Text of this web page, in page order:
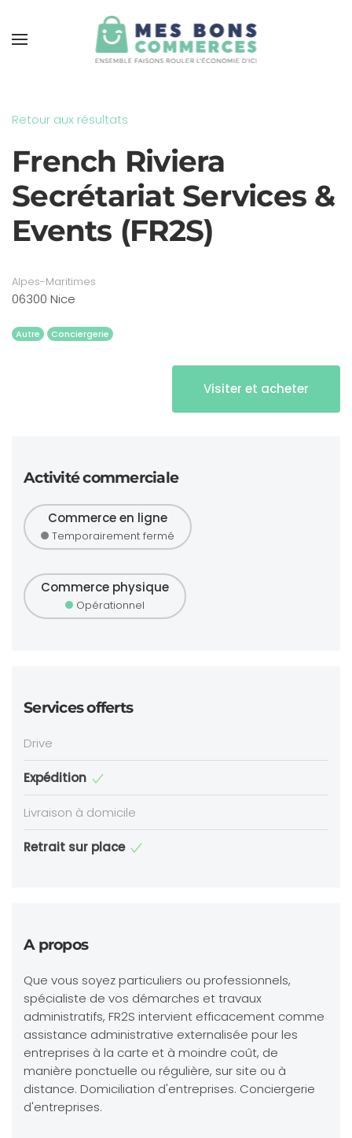
Skip to main content
Retour aux résultats
French Riviera
Secrétariat Services &
Events (FR2S)
Alpes-Maritimes
06300 Nice
Autre Conciergerie
Visiter et acheter
Activité commerciale
Commerce en ligne
Temporairement fermé
Commerce physique
Opérationnel
Services offerts
Drive
Expédition
Livraison à domicile
Retrait sur place
A propos
Que vous soyez particuliers ou professionnels,
spécialiste de vos démarches et travaux
administratifs, FR2S intervient efficacement comme
assistance administrative externalisée pour les
entreprises à la carte et à moindre coût, de
manière ponctuelle ou régulière, sur site ou à
distance. Domiciliation d'entreprises. Conciergerie
d'entreprises.